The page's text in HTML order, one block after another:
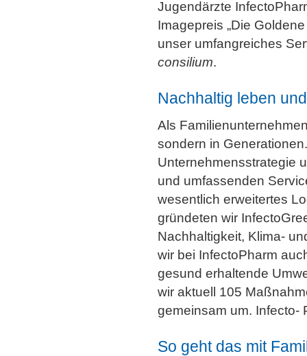
Jugendärzte
Imagepreis „Die
unser umfangreiches
consilium.
Nachhaltig leben
Als
sondern in
Unternehmensstrategie
und umfassenden
wesentlich erweitertes
gründeten wir
Nachhaltigkeit, Klima-
wir bei InfectoPharm
gesund erhaltende
wir aktuell 105
gemeinsam um. Infecto-
So geht das mit